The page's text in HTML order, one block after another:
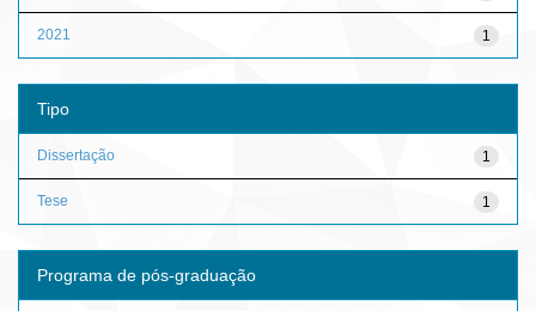
1
2021
Tipo
1
Dissertação
1
Tese
Programa de pós-graduação